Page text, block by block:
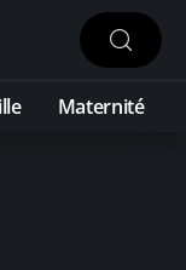
Maternité